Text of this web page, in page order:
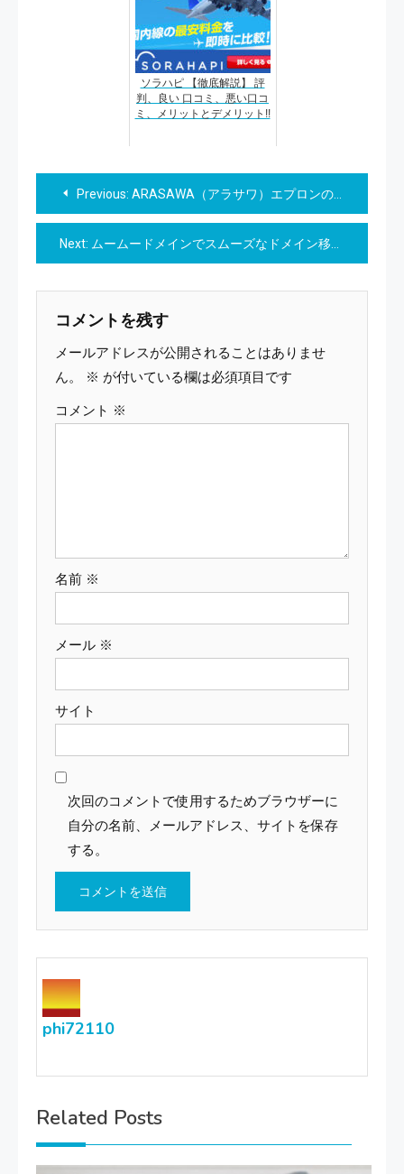
ソラハピ 【徹底解説】 評
判、良い 口コミ、悪い口コ
ミ、メリットとデメリット!!
投
稿
ナ
ビ
ゲ
ー
シ
Previous: ARASAWA（アラサワ）エプロンの革新的な収納スペース ：キッチンライフをアップグレード！
Next: ムームードメインでスムーズなドメイン移管を実現 – あなたの移管パートナーへステップアップしよう
コメントを残す
メールアドレスが公開されることはありませ
ん。
※ が付いている欄は必須項目です
コメント ※
名前 ※
メール ※
サイト
次回のコメントで使用するためブラウザーに
自分の名前、メールアドレス、サイトを保存
する。
phi72110
Related Posts